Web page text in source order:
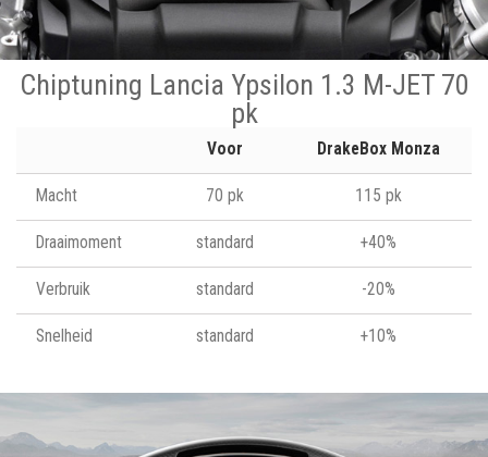
Chiptuning Lancia Ypsilon 1.3 M-JET 70
pk
Voor DrakeBox Monza
Macht 70 pk 115 pk
Draaimoment standard +40%
Verbruik standard -20%
Snelheid standard +10%